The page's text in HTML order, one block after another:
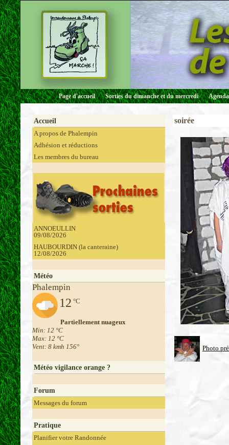
Page d'accueil Sorties du dimanche et du mercredi
Accueil
A propos de Phalempin
Adhésion et réductions
Les membres du bureau
ANNOEULLIN
09/08/2026
HAUBOURDIN (la canteraine)
12/08/2026
Météo
Phalempin
12 °C
Partiellement nuageux
Min: 12 °C
Max: 12 °C
Vent: 8 kmh 156°
Météo vigilance orange ?
Forum
Messages du forum
Pratique
Planifier votre Randonnée
soirée
Photo